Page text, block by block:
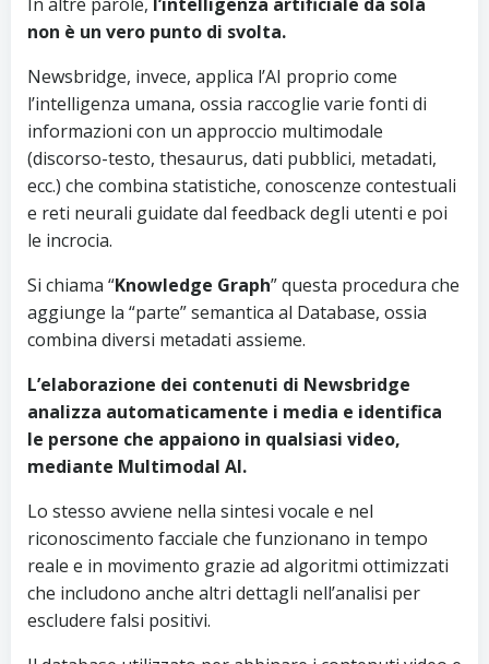
non è un vero punto di svolta.
Newsbridge, invece, applica l’AI proprio come
l’intelligenza umana, ossia raccoglie varie fonti di
informazioni con un approccio multimodale
(discorso-testo, thesaurus, dati pubblici, metadati,
ecc.) che combina statistiche, conoscenze contestuali
e reti neurali guidate dal feedback degli utenti e poi
le incrocia.
Si chiama “Knowledge Graph” questa procedura che
aggiunge la “parte” semantica al Database, ossia
combina diversi metadati assieme.
L’elaborazione dei contenuti di Newsbridge
analizza automaticamente i media e identifica
le persone che appaiono in qualsiasi video,
mediante Multimodal AI.
Lo stesso avviene nella sintesi vocale e nel
riconoscimento facciale che funzionano in tempo
reale e in movimento grazie ad algoritmi ottimizzati
che includono anche altri dettagli nell’analisi per
escludere falsi positivi.